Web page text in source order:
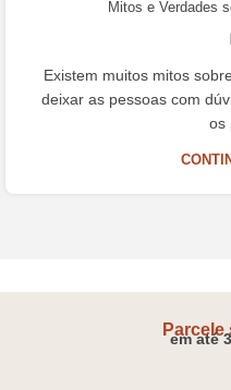
Mitos e Verdades
Existem muitos mitos
deixar as pessoas com
os
em até